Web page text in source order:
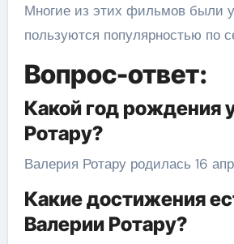
Многие из этих фильмов были
пользуются популярностью по
Вопрос-ответ:
Какой год рождения
Ротару?
Валерия Ротару родилась 16
Какие достижения
Валерии Ротару?